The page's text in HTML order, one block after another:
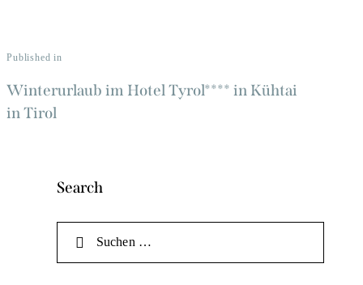
Published in
Winterurlaub im Hotel Tyrol**** in Kühtai
in Tirol
Search